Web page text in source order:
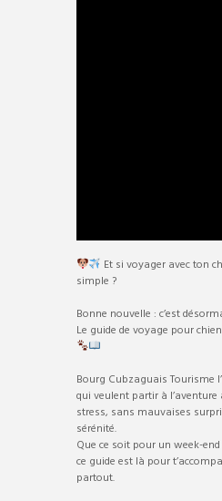
Et si voyager avec ton
simple ?
Bonne nouvelle : c’est
Le guide de voyage pour
Bourg Cubzaguais Tourisme
qui veulent partir à l’aventure
stress, sans mauvaises
sérénité.
Que ce soit pour un week-
ce guide est là pour
partout.